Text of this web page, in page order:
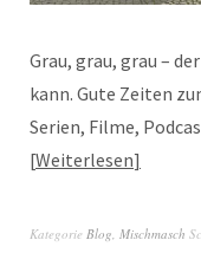
Grau, grau, grau –
kann. Gute Zeiten
Serien, Filme,
Weiterlesen
Kategorie Blog, Mischmasch